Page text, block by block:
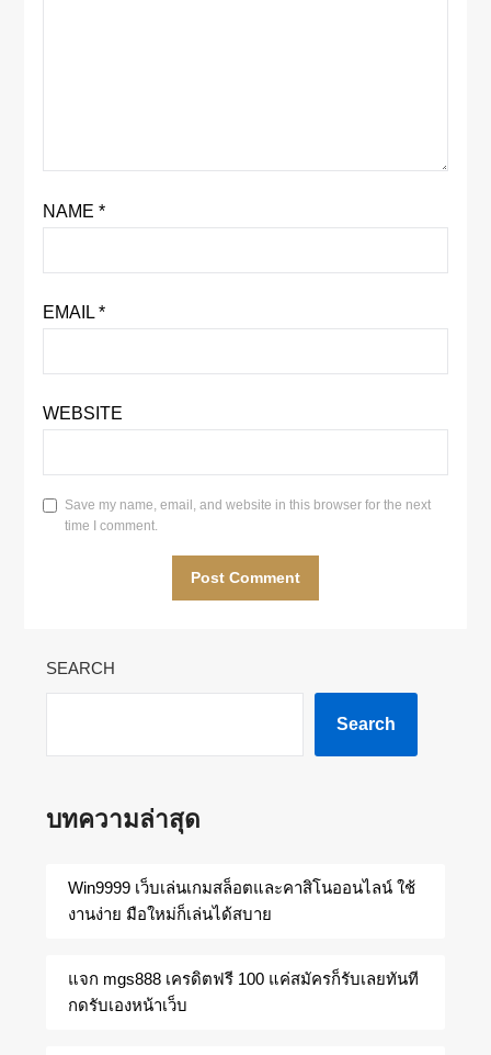
NAME *
EMAIL *
WEBSITE
Save my name, email, and website in this browser for the next
time I comment.
SEARCH
Search
บทความล่าสุด
Win9999 เว็บเล่นเกมสล็อตและคาสิโนออนไลน์ ใช้
งานง่าย มือใหม่ก็เล่นได้สบาย
แจก mgs888 เครดิตฟรี 100 แค่สมัครก็รับเลยทันที
กดรับเองหน้าเว็บ